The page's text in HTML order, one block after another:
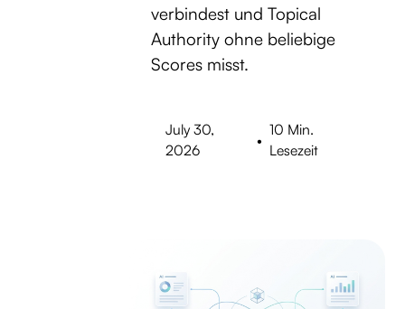
verbindest und Topical
Authority ohne beliebige
Scores misst.
July 30,
2026
•
10 Min.
Lesezeit